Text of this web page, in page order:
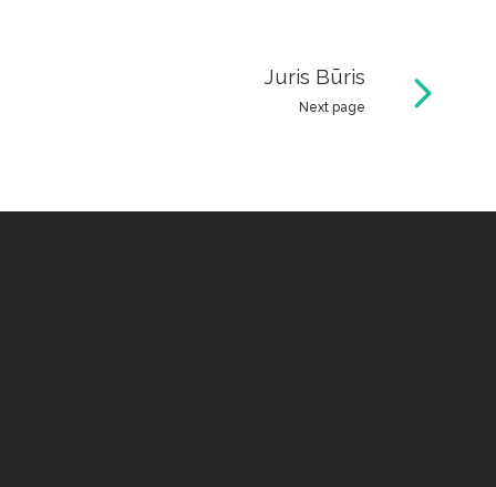
Juris Būris
Next page